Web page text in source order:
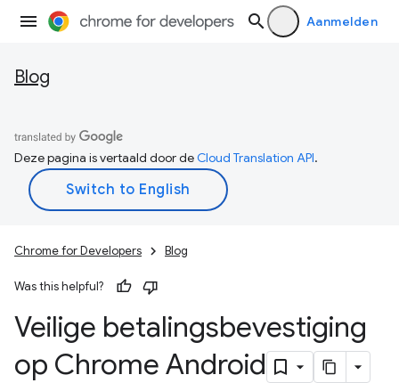
Aanmelden
Blog
Deze pagina is vertaald door deCloud Translation API.
Chrome for Developers Blog
Was this helpful?
Veilige betalingsbevestiging
op Chrome Android